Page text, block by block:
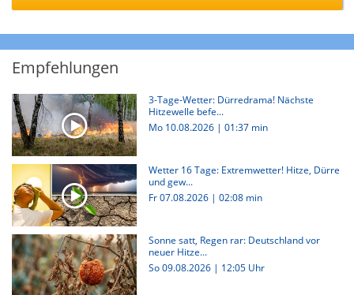
Empfehlungen
3-Tage-Wetter: Dürredrama! Nächste
Hitzewelle befe...
Mo 10.08.2026 |01:37 min
Wetter 16 Tage: Extremwetter! Hitze, Dürre
und gew...
Fr 07.08.2026 |02:08 min
Sonne satt, Regen rar: Deutschland vor
neuer Hitze...
So 09.08.2026 | 12:05 Uhr